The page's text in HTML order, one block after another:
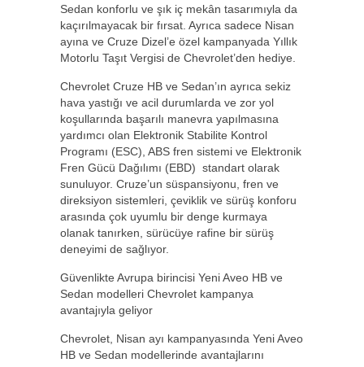
Sedan konforlu ve şık iç mekân tasarımıyla da
kaçırılmayacak bir fırsat. Ayrıca sadece Nisan
ayına ve Cruze Dizel’e özel kampanyada Yıllık
Motorlu Taşıt Vergisi de Chevrolet’den hediye.
Chevrolet Cruze HB ve Sedan’ın ayrıca sekiz
hava yastığı ve acil durumlarda ve zor yol
koşullarında başarılı manevra yapılmasına
yardımcı olan Elektronik Stabilite Kontrol
Programı (ESC), ABS fren sistemi ve Elektronik
Fren Gücü Dağılımı (EBD) standart olarak
sunuluyor. Cruze’un süspansiyonu, fren ve
direksiyon sistemleri, çeviklik ve sürüş konforu
arasında çok uyumlu bir denge kurmaya
olanak tanırken, sürücüye rafine bir sürüş
deneyimi de sağlıyor.
Güvenlikte Avrupa birincisi Yeni Aveo HB ve
Sedan modelleri Chevrolet kampanya
avantajıyla geliyor
Chevrolet, Nisan ayı kampanyasında Yeni Aveo
HB ve Sedan modellerinde avantajlarını